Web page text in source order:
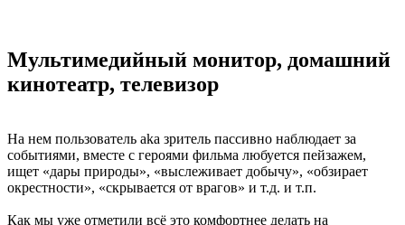
Мультимедийный монитор, домашний
кинотеатр, телевизор
На нем пользователь aka зритель пассивно наблюдает за
событиями, вместе с героями фильма любуется пейзажем,
ищет «дары природы», «выслеживает добычу», «обзирает
окрестности», «скрывается от врагов» и т.д. и т.п.
Как мы уже отметили всё это комфортнее делать на